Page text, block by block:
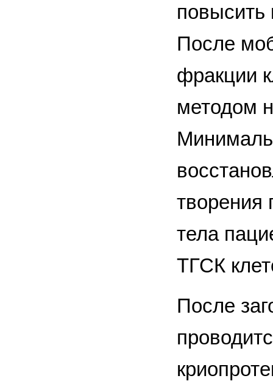
повысить
После
фракции
методом
творения
тела
ТГСК
После